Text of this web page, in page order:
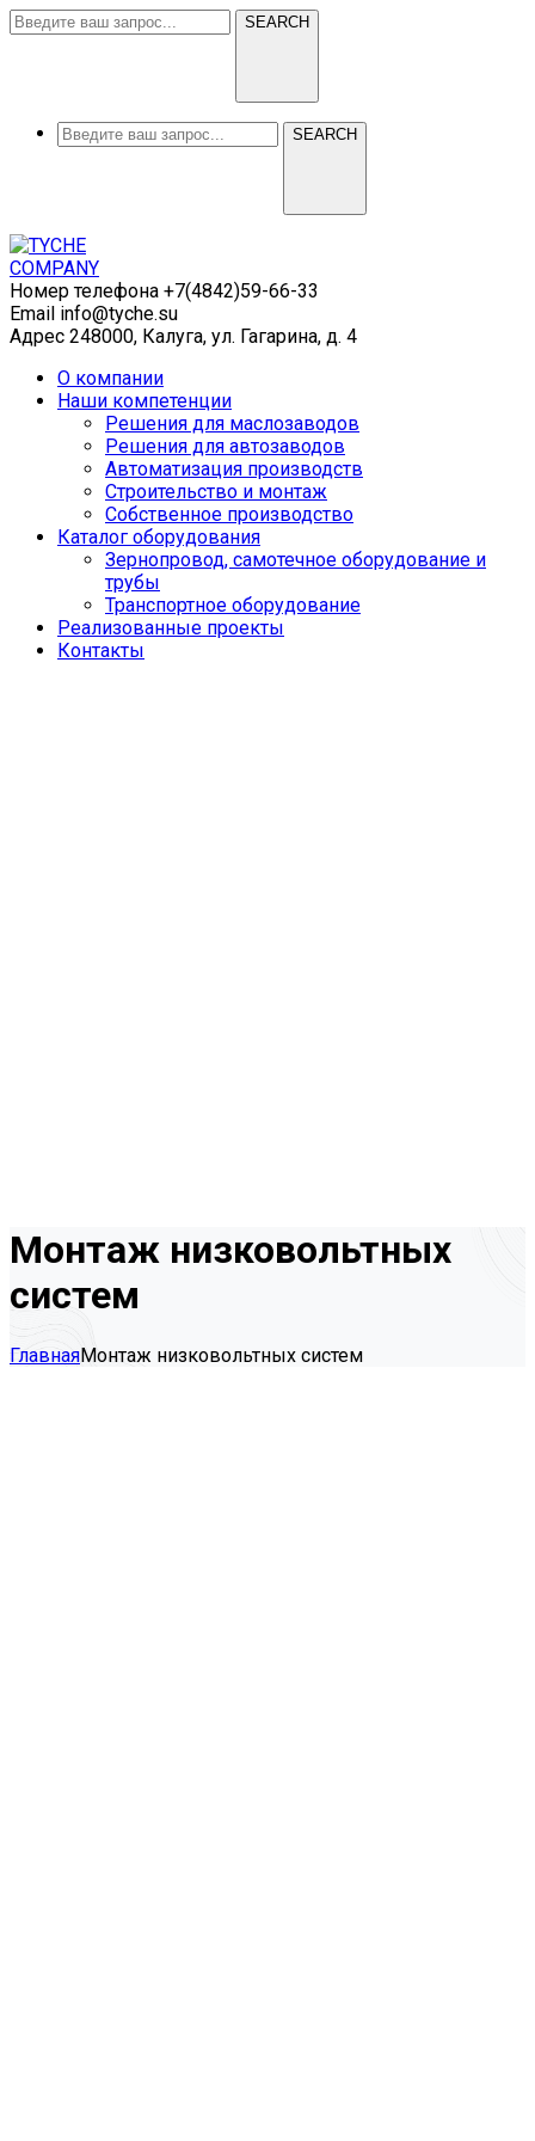
SEARCH
SEARCH
Номер телефона +7(4842)59-66-33
Email info@tyche.su
Адрес 248000, Калуга, ул. Гагарина, д. 4
О компании
Наши компетенции
Решения для маслозаводов
Решения для автозаводов
Автоматизация производств
Строительство и монтаж
Собственное производство
Каталог оборудования
Зернопровод, самотечное оборудование и
трубы
Транспортное оборудование
Реализованные проекты
Контакты
Монтаж низковольтных
систем
ГлавнаяМонтаж низковольтных систем